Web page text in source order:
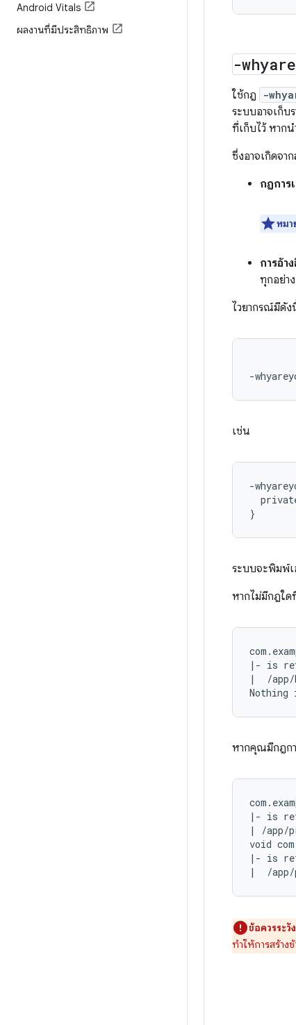
Android Vitals
ผลงานที่มีประสิทธิภาพ
-
ใช้กฎ -
ระบบอาจเก็บ
ที่เก็บไว้ หาก
ซึ่งอาจเกิดจา
กฎการ
หมา
การอ้า
ทุกอย่า
ไวยากรณ์มีดัง
-
เช่น
-
ระบบจะพิมพ์
หากไม่มีกฎใด
|- is
|  /app/
หากคุณมีกฎก
|- is
| /app/
void
|- is
ข้อควรระวั
ทำให้การสร้างช้